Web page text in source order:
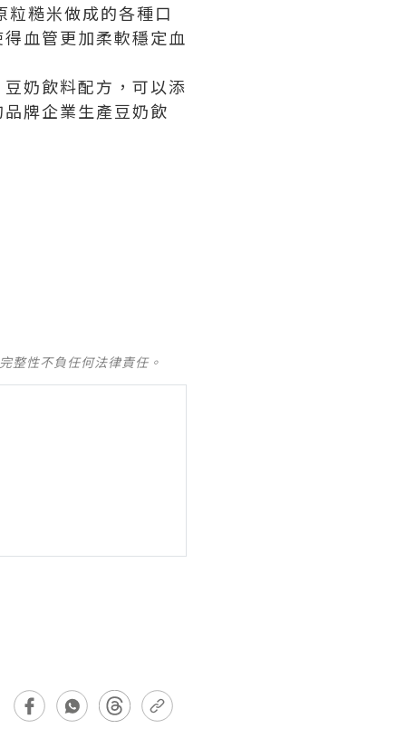
粒糙米做成的各種口
血管更加柔軟穩定血
奶飲料配方，可以添
牌企業生產豆奶飲
整性不負任何法律責任。